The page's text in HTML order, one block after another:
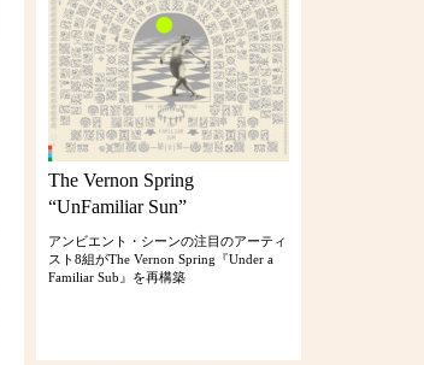
The Vernon Spring
“UnFamiliar Sun”
アンビエント・シーンの注目のアーティ
スト8組がThe Vernon Spring『Under a
Familiar Sub』を再構築